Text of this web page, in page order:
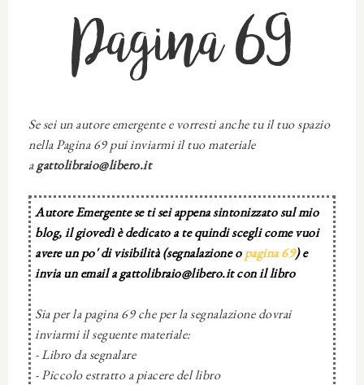
Pagina 69
Se sei un autore emergente e vorresti anche tu il tuo spazio
nella Pagina 69 pui inviarmi il tuo materiale
agattolibraio@libero.it
Autore Emergente se ti sei appena sintonizzato sul mio
blog, il giovedì è dedicato a te quindi scegli come vuoi
avere un po' di visibilità (segnalazione opagina 69) e
invia un email a gattolibraio@libero.it con il libro
Sia per la pagina 69 che per la segnalazione dovrai
inviarmi il seguente materiale:
- Libro da segnalare
- Piccolo estratto a piacere del libro